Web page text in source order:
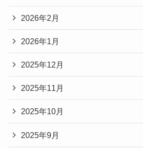
2026年2月
2026年1月
2025年12月
2025年11月
2025年10月
2025年9月